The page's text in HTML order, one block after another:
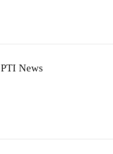
PTI News